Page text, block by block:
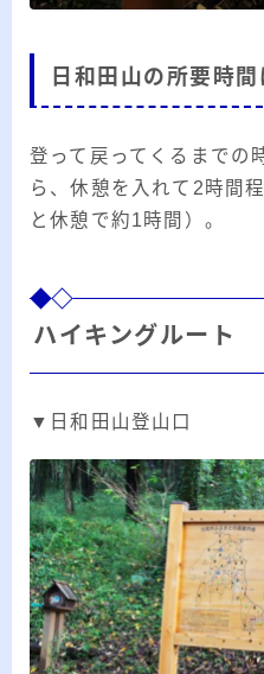
日和田山の所要時間
登って戻ってくるまでの
ら、休憩を入れて2時間
と休憩で約1時間）。
ハイキングルート
▼日和田山登山口